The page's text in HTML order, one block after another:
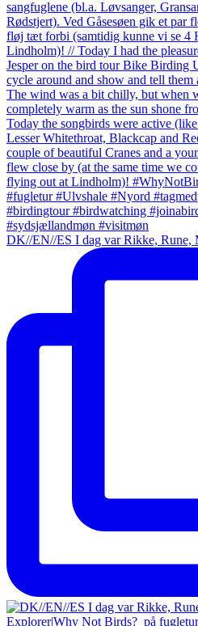
DK//EN//ES I dag var Rikke, Rune,